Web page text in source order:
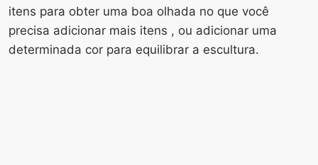
itens para obter uma boa olhada no que você
precisa adicionar mais itens , ou adicionar uma
determinada cor para equilibrar a escultura.